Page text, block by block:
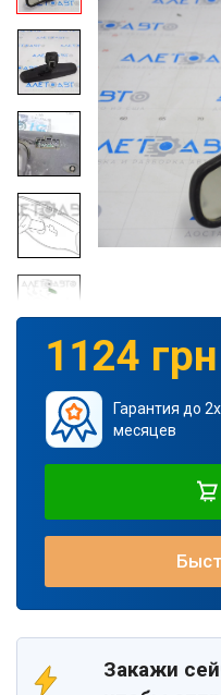
1124 грн
Гарантия до 2х
месяцев
Закажи